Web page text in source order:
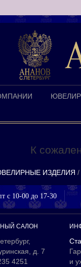
К
ИЗДЕЛИЯ
с 10-00 до 17-30
САЛОН
д. 7
4251
и